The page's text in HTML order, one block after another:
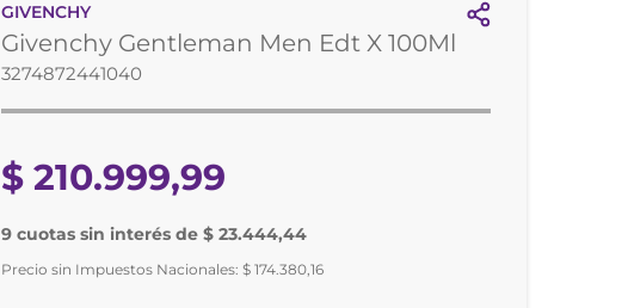
GIVENCHY
Givenchy Gentleman Men Edt X 100Ml
3274872441040
$ 210.999,99
9 cuotas sin interés de $ 23.444,44
Precio sin Impuestos Nacionales:$ 174.380,16